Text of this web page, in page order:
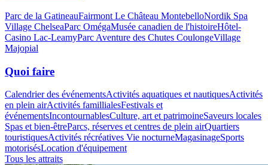
Parc de la GatineauFairmont Le Château MontebelloNordik Spa
Village ChelseaParc OmégaMusée canadien de l'histoireHôtel-
Casino Lac-LeamyParc Aventure des Chutes CoulongeVillage
Majopial
Quoi faire
Calendrier des événementsActivités aquatiques et nautiquesActivités
en plein airActivités famillialesFestivals et
événementsIncontournablesCulture, art et patrimoineSaveurs locales
Spas et bien-êtreParcs, réserves et centres de plein airQuartiers
touristiquesActivités récréatives Vie nocturneMagasinageSports
motorisésLocation d'équipement
Tous les attraits